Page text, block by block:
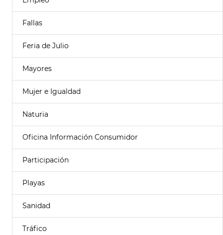
Fallas
Feria de Julio
Mayores
Mujer e Igualdad
Naturia
Oficina Información Consumidor
Participación
Playas
Sanidad
Tráfico